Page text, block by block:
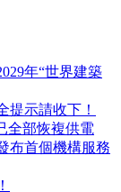
年“世界建築
提示請收下！
全部恢複供電
布首個機構服務